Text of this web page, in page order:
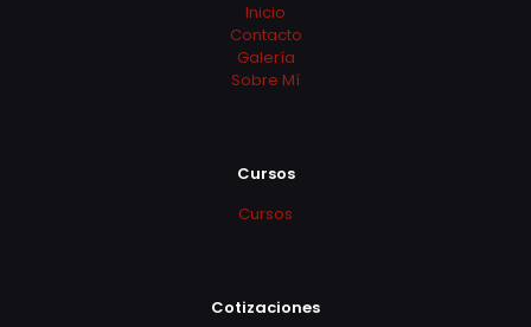
Inicio
Contacto
Galería
Sobre Mí
Cursos
Cursos
Cotizaciones